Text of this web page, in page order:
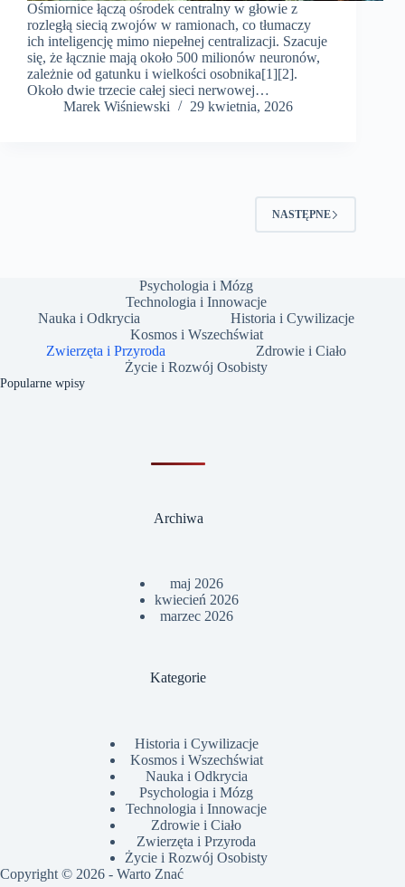
Ośmiornice łączą ośrodek centralny w głowie z
rozległą siecią zwojów w ramionach, co tłumaczy
ich inteligencję mimo niepełnej centralizacji. Szacuje
się, że łącznie mają około 500 milionów neuronów,
zależnie od gatunku i wielkości osobnika[1][2].
Około dwie trzecie całej sieci nerwowej…
Marek Wiśniewski
29 kwietnia, 2026
NASTĘPNE
Psychologia i Mózg
Technologia i Innowacje
Nauka i Odkrycia
Historia i Cywilizacje
Kosmos i Wszechświat
Zwierzęta i Przyroda
Zdrowie i Ciało
Życie i Rozwój Osobisty
Popularne wpisy
Archiwa
maj 2026
kwiecień 2026
marzec 2026
Kategorie
Historia i Cywilizacje
Kosmos i Wszechświat
Nauka i Odkrycia
Psychologia i Mózg
Technologia i Innowacje
Zdrowie i Ciało
Zwierzęta i Przyroda
Życie i Rozwój Osobisty
Copyright © 2026 - Warto Znać